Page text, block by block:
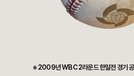
※ 2009년 WBC 2라운드 한일전 경기 공